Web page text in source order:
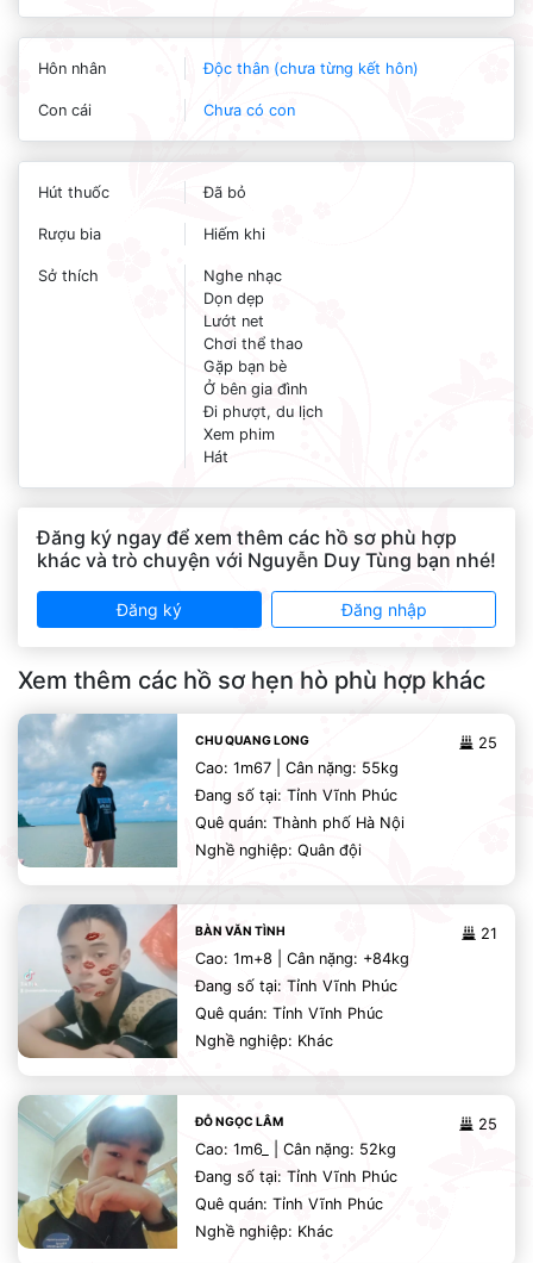
Hôn nhân Độc thân (chưa từng kết hôn)
Con cái Chưa có con
Hút thuốc Đã bỏ
Rượu bia Hiếm khi
Sở thích
Nghe nhạc
Dọn dẹp
Lướt net
Chơi thể thao
Gặp bạn bè
Ở bên gia đình
Đi phượt, du lịch
Xem phim
Hát
Đăng ký ngay để xem thêm các hồ sơ phù hợp
khác và trò chuyện với Nguyễn Duy Tùng bạn nhé!
Đăng ký Đăng nhập
Xem thêm các hồ sơ hẹn hò phù hợp khác
25
CHU QUANG LONG
Cao: 1m67 | Cân nặng: 55kg
Đang số tại: Tỉnh Vĩnh Phúc
Quê quán: Thành phố Hà Nội
Nghề nghiệp: Quân đội
21
BÀN VĂN TÌNH
Cao: 1m+8 | Cân nặng: +84kg
Đang số tại: Tỉnh Vĩnh Phúc
Quê quán: Tỉnh Vĩnh Phúc
Nghề nghiệp: Khác
25
ĐỖ NGỌC LÂM
Cao: 1m6_ | Cân nặng: 52kg
Đang số tại: Tỉnh Vĩnh Phúc
Quê quán: Tỉnh Vĩnh Phúc
Nghề nghiệp: Khác